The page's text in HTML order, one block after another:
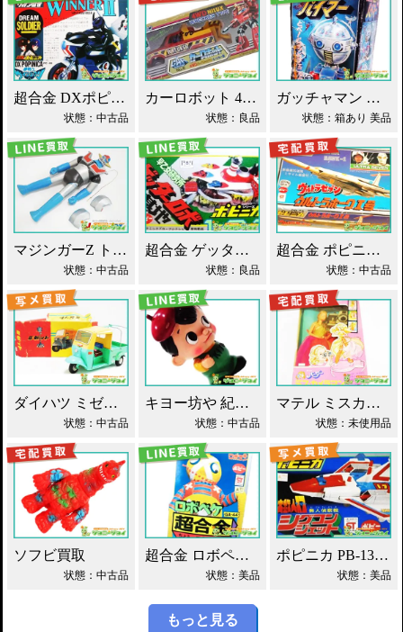
超合金 DXポピニカ ウィナア2世 夢戦士ウイングマン PC-46 買取！
状態：中古品
カーロボット 4WD・レッカー車 ダイアクロン買取！
状態：良品
ガッチャマン パイマー DXジャンボマシンダー買取！
状態：箱あり 美品
マジンガーZ トーキング ソフビ マスダヤ買取！
状態：中古品
超合金 ゲッターロボ基地 早乙女研究所 買取！
状態：良品
超合金 ポピニカ ウルトラセブン ウルトラホーク1号 買取！
状態：中古品
ダイハツ ミゼット ブリキ マスダヤ買取！
状態：中古品
キヨー坊や 紀陽銀行 店頭用 貯金箱 ソフビ買取！
状態：中古品
マテル ミスカメラマン バービー人形 買取！
状態：未使用品
ソフビ買取
状態：中古品
超合金 ロボペケ GA-44 がんばれ!!ロボコン 買取！
状態：美品
ポピニカ PB-13 シグコンジェット 買取！
状態：美品
もっと見る